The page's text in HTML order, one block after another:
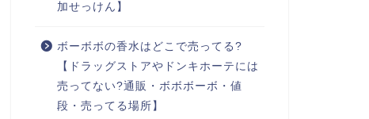
加せっけん】
ボーボボの香水はどこで売ってる?
【ドラッグストアやドンキホーテには
売ってない?通販・ボボボーボ・値
段・売ってる場所】